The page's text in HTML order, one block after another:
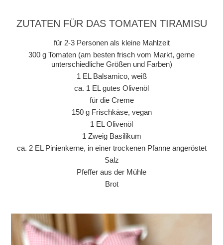
ZUTATEN FÜR DAS TOMATEN TIRAMISU
für 2-3 Personen als kleine Mahlzeit
300 g Tomaten (am besten frisch vom Markt, gerne
unterschiedliche Größen und Farben)
1 EL Balsamico, weiß
ca. 1 EL gutes Olivenöl
für die Creme
150 g Frischkäse, vegan
1 EL Olivenöl
1 Zweig Basilikum
ca. 2 EL Pinienkerne, in einer trockenen Pfanne angeröstet
Salz
Pfeffer aus der Mühle
Brot